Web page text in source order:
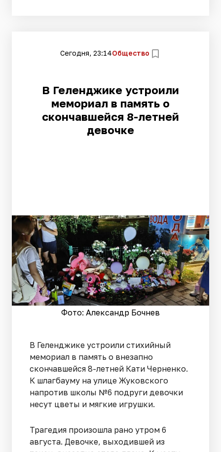
Сегодня, 23:14Общество
В Геленджике устроили
мемориал в память о
скончавшейся 8-летней
девочке
Фото: Александр Бочнев
В Геленджике устроили стихийный
мемориал в память о внезапно
скончавшейся 8-летней Кати Черненко.
К шлагбауму на улице Жуковского
напротив школы №6 подруги девочки
несут цветы и мягкие игрушки.
Трагедия произошла рано утром 6
августа. Девочке, выходившей из